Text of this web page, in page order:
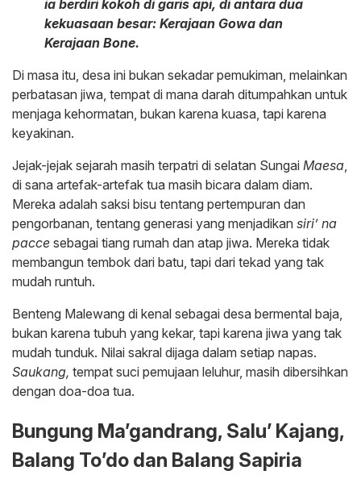
ia berdiri kokoh di garis api, di antara dua
kekuasaan besar: Kerajaan Gowa dan
Kerajaan Bone.
Di masa itu, desa ini bukan sekadar pemukiman, melainkan
perbatasan jiwa, tempat di mana darah ditumpahkan untuk
menjaga kehormatan, bukan karena kuasa, tapi karena
keyakinan.
Jejak-jejak sejarah masih terpatri di selatan Sungai Maesa
di sana artefak-artefak tua masih bicara dalam diam.
Mereka adalah saksi bisu tentang pertempuran dan
pengorbanan, tentang generasi yang menjadikan siri’ na
pacce sebagai tiang rumah dan atap jiwa. Mereka tidak
membangun tembok dari batu, tapi dari tekad yang tak
mudah runtuh.
Benteng Malewang di kenal sebagai desa bermental baja,
bukan karena tubuh yang kekar, tapi karena jiwa yang tak
mudah tunduk. Nilai sakral dijaga dalam setiap napas.
Saukang, tempat suci pemujaan leluhur, masih dibersihkan
dengan doa-doa tua.
Bungung Ma’gandrang, Salu’ Kajang,
Balang To’do dan Balang Sapiria